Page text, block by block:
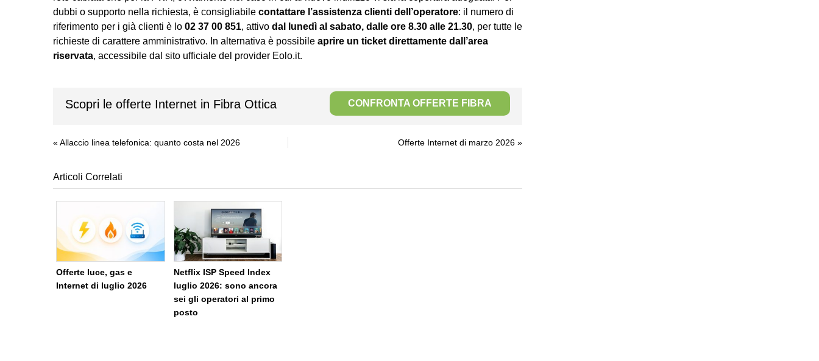
dubbi o supporto nella richiesta, è consigliabile contattare l’assistenza clienti dell’operatore: il numero di
riferimento per i già clienti è lo 02 37 00 851, attivo dal lunedì al sabato, dalle ore 8.30 alle 21.30, per tutte le
richieste di carattere amministrativo. In alternativa è possibile aprire un ticket direttamente dall’area
riservata, accessibile dal sito ufficiale del provider Eolo.it.
Scopri le offerte Internet in Fibra Ottica CONFRONTA OFFERTE FIBRA
« Allaccio linea telefonica: quanto costa nel 2026 Offerte Internet di marzo 2026 »
Articoli Correlati
Offerte luce, gas e
Internet di luglio 2026
Netflix ISP Speed Index
luglio 2026: sono ancora
sei gli operatori al primo
posto